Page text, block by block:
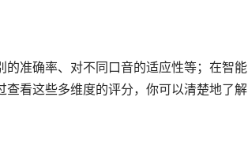
准确率、对不同口音的适应性等；在智能
看这些多维度的评分，你可以清楚地了解